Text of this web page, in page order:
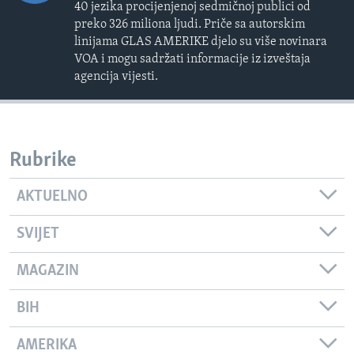
40 jezika procijenjenoj sedmičnoj publici od
preko 326 miliona ljudi. Priče sa autorskim
linijama GLAS AMERIKE djelo su više novinara
VOA i mogu sadržati informacije iz izveštaja
agencija vijesti.
Rubrike
AKTUELNO
SVIJET
MAGAZIN
BIH
AMERIKA